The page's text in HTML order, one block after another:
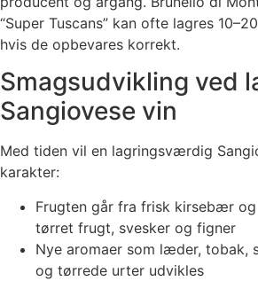
“Super Tuscans” kan ofte lagres
hvis de opbevares korrekt.
Smagsudvikling ved
Sangiovese vin
Med tiden vil en lagringsværdig
karakter:
Frugten går fra frisk kirsebær
tørret frugt, svesker og figner
Nye aromaer som læder, tobak,
og tørrede urter udvikles